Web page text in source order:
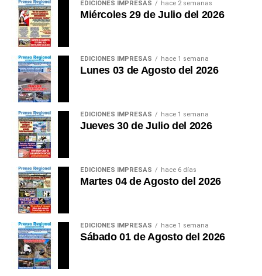
cada año. El verdadero desafío no es comprarla, sino
garantizar un modelo de gestión sostenible,
mantenimiento permanente y operación profesional
mediante alianzas público-privadas, evitando que una
inversión estratégica termine abandonada por falta de
planificación.
Durante años hemos discutido carreteras, plazas,
monumentos, estadios y obras de concreto. Ha
llegado el momento de discutir seguridad. Porque
una región turística no se mide únicamente por la
belleza de sus paisajes. También se mide por la
confianza que transmite a quienes la visitan.
Un turista que sabe que existe un sistema moderno
de rescate decide viajar con mayor tranquilidad. Una
agencia internacional promociona con mayor
confianza un destino seguro. Una aseguradora
reduce sus restricciones. Los operadores turísticos
fortalecen su oferta, y toda la economía regional
EDICIONES IMPRESAS hace 2 semanas
Miércoles 29 de Julio del 2026
EDICIONES IMPRESAS hace 1 semana
Lunes 03 de Agosto del 2026
EDICIONES IMPRESAS hace 1 semana
Jueves 30 de Julio del 2026
EDICIONES IMPRESAS hace 6 días
Martes 04 de Agosto del 2026
EDICIONES IMPRESAS hace 1 semana
Sábado 01 de Agosto del 2026